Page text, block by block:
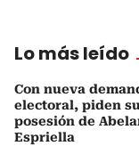
Lo más leído
Con nueva
electoral, piden
posesión de
Espriella